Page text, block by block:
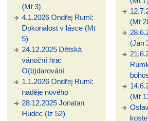
(Mt 3)
4.1.2026 Ondřej Ruml:
Dokonalost v lásce (Mt
5)
24.12.2025 Dětská
vánoční hra:
O(b)darování
1.1.2026 Ondřej Ruml:
naděje nového
28.12.2025 Jonatan
Hudec (Iz 52)
(Mt
(Jan
(Mt